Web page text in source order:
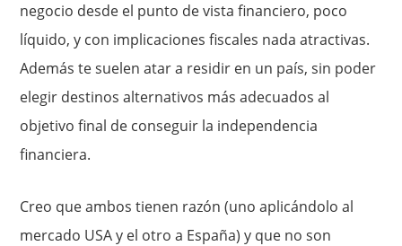
negocio desde el punto de vista financiero, poco
líquido, y con implicaciones fiscales nada atractivas.
Además te suelen atar a residir en un país, sin poder
elegir destinos alternativos más adecuados al
objetivo final de conseguir la independencia
financiera.
Creo que ambos tienen razón (uno aplicándolo al
mercado USA y el otro a España) y que no son